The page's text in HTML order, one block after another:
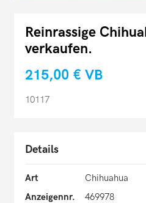
Reinrassige
verkaufen.
215,00 € VB
10117
Details
Art
Chihuahua
Anzeigennr.
469978